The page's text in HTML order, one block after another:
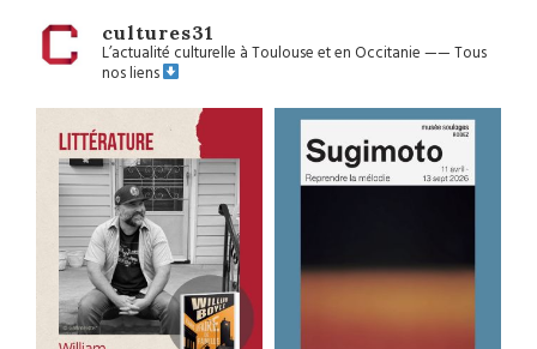
cultures31
L’actualité culturelle à Toulouse et en Occitanie——Tous
nos liens